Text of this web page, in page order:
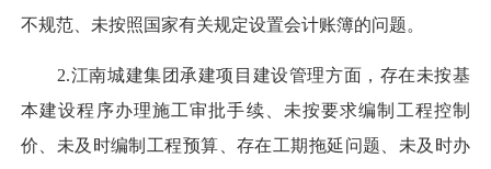
不规范、未按照国家有关规定设置会计账簿的问题。
2.江南城建集团承建项目建设管理方面，存在未按基
本建设程序办理施工审批手续、未按要求编制工程控制
价、未及时编制工程预算、存在工期拖延问题、未及时办